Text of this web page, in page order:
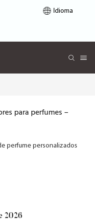
Idioma
para perfumes –
perfume personalizados
2026